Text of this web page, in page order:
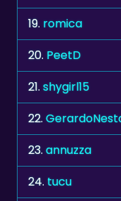
20.PeetD
21. shygirl15
22.
23. annuzza
24.tucu
25. etgohome